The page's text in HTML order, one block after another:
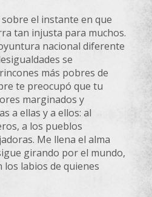
el instante en que
tan injusta para muchos.
nacional diferente
se
más pobres de
te preocupó que tu
marginados y
a ellas y a ellos: al
a los pueblos
Me llena el alma
girando por el mundo,
labios de quienes